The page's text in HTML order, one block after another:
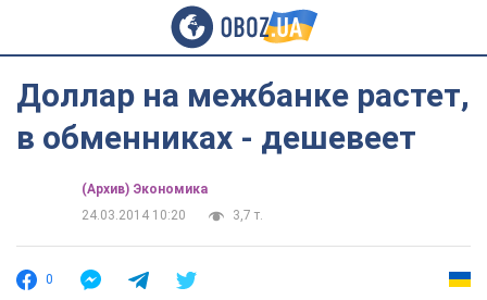
Доллар на межбанке растет,
в обменниках - дешевеет
(Архив) Экономика
24.03.2014 10:20
3,7 т.
0